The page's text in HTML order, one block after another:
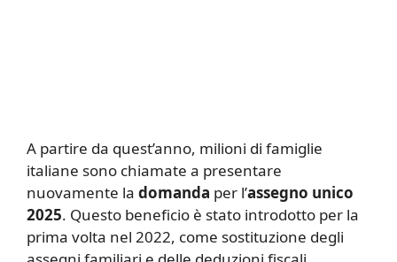
A partire da quest’anno, milioni di famiglie
italiane sono chiamate a presentare
nuovamente la domanda per l’assegno unico
2025. Questo beneficio è stato introdotto per la
prima volta nel 2022, come sostituzione degli